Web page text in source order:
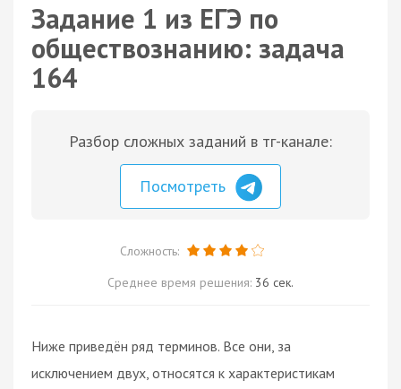
Задание 1 из ЕГЭ по
обществознанию: задача
164
Разбор сложных заданий в тг-канале:
Посмотреть
Сложность:
Среднее время решения: 36 сек.
Ниже приведён ряд терминов. Все они, за
исключением двух, относятся к характеристикам